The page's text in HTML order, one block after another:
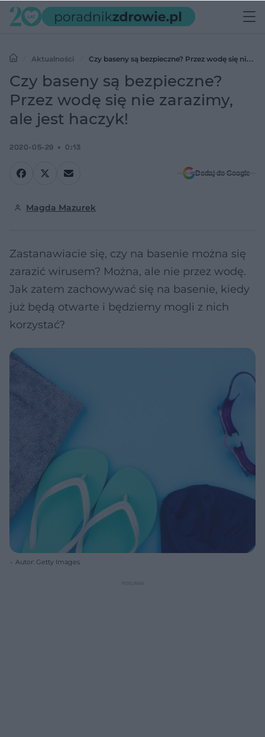
Aktualności
Czy baseny są bezpieczne? Przez wodę się nie
zarazimy, ale jest haczyk!
Czy baseny są bezpieczne?
Przez wodę się nie zarazimy,
ale jest haczyk!
2020-05-29 0:13
Dodaj do Google
Magda Mazurek
Zastanawiacie się, czy na basenie można się
zarazić wirusem? Można, ale nie przez wodę.
Jak zatem zachowywać się na basenie, kiedy
już będą otwarte i będziemy mogli z nich
korzystać?
Autor: Getty Images